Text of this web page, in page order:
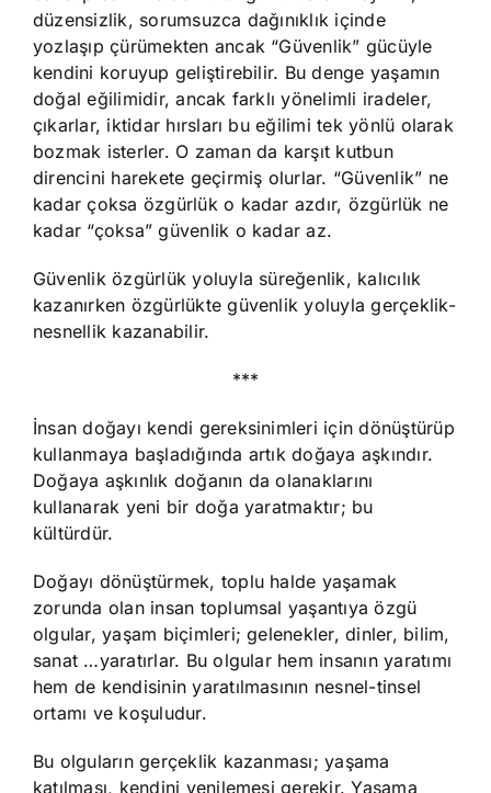
düzensizlik, sorumsuzca dağınıklık içinde
yozlaşıp çürümekten ancak “Güvenlik” gücüyle
kendini koruyup geliştirebilir. Bu denge yaşamın
doğal eğilimidir, ancak farklı yönelimli iradeler,
çıkarlar, iktidar hırsları bu eğilimi tek yönlü olarak
bozmak isterler. O zaman da karşıt kutbun
direncini harekete geçirmiş olurlar. “Güvenlik” ne
kadar çoksa özgürlük o kadar azdır, özgürlük ne
kadar “çoksa” güvenlik o kadar az.
Güvenlik özgürlük yoluyla süreğenlik, kalıcılık
kazanırken özgürlükte güvenlik yoluyla gerçeklik-
nesnellik kazanabilir.
***
İnsan doğayı kendi gereksinimleri için dönüştürüp
kullanmaya başladığında artık doğaya aşkındır.
Doğaya aşkınlık doğanın da olanaklarını
kullanarak yeni bir doğa yaratmaktır; bu
kültürdür.
Doğayı dönüştürmek, toplu halde yaşamak
zorunda olan insan toplumsal yaşantıya özgü
olgular, yaşam biçimleri; gelenekler, dinler, bilim,
sanat …yaratırlar. Bu olgular hem insanın yaratımı
hem de kendisinin yaratılmasının nesnel-tinsel
ortamı ve koşuludur.
Bu olguların gerçeklik kazanması; yaşama
katılması, kendini yenilemesi gerekir. Yaşama